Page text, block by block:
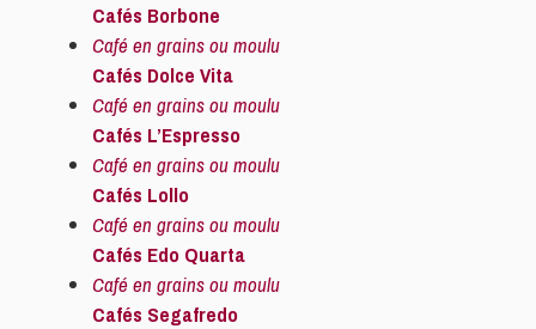
Cafés Borbone
Café en grains ou moulu
Cafés Dolce Vita
Café en grains ou moulu
Cafés L’Espresso
Café en grains ou moulu
Cafés Lollo
Café en grains ou moulu
Cafés Edo Quarta
Café en grains ou moulu
Cafés Segafredo